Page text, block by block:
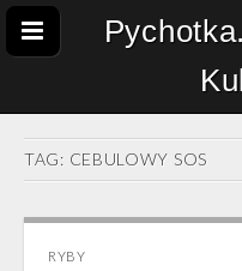
TAG: CEBULOWY SOS
RYBY